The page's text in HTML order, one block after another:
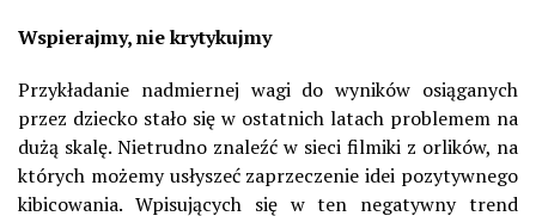
Wspierajmy, nie krytykujmy
Przykładanie nadmiernej wagi do wyników osiąganych
przez dziecko stało się w ostatnich latach problemem na
dużą skalę. Nietrudno znaleźć w sieci filmiki z orlików, na
których możemy usłyszeć zaprzeczenie idei pozytywnego
kibicowania. Wpisujących się w ten negatywny trend